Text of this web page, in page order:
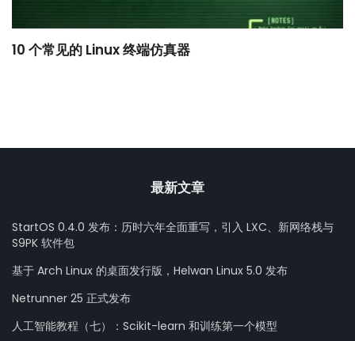
10 个常见的 Linux 终端仿真器
最新文章
StartOS 0.4.0 发布：历时六年全面重写，引入 LXC、新网络栈与
S9PK 软件包
基于 Arch Linux 的桌面发行版，Helwan Linux 5.0 发布
Netrunner 25 正式发布
人工智能教程（七）：Scikit-learn 和训练第一个模型